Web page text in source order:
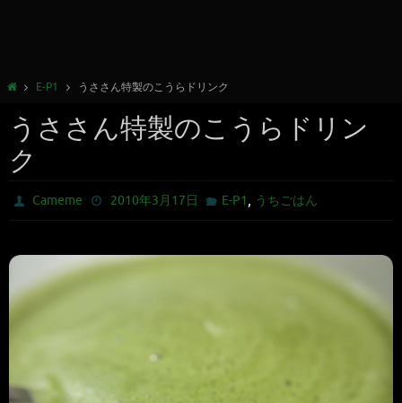
E-P1 うささん特製のこうらドリンク
うささん特製のこうらドリン
ク
Cameme 2010年3月17日 E-P1 , うちごはん